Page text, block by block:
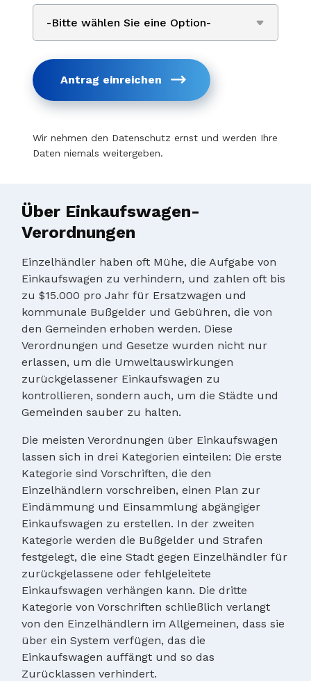
Antrag einreichen
Wir nehmen den Datenschutz ernst und werden Ihre
Daten niemals weitergeben.
Über Einkaufswagen-
Verordnungen
Einzelhändler haben oft Mühe, die Aufgabe von
Einkaufswagen zu verhindern, und zahlen oft bis
zu $15.000 pro Jahr für Ersatzwagen und
kommunale Bußgelder und Gebühren, die von
den Gemeinden erhoben werden. Diese
Verordnungen und Gesetze wurden nicht nur
erlassen, um die Umweltauswirkungen
zurückgelassener Einkaufswagen zu
kontrollieren, sondern auch, um die Städte und
Gemeinden sauber zu halten.
Die meisten Verordnungen über Einkaufswagen
lassen sich in drei Kategorien einteilen: Die erste
Kategorie sind Vorschriften, die den
Einzelhändlern vorschreiben, einen Plan zur
Eindämmung und Einsammlung abgängiger
Einkaufswagen zu erstellen. In der zweiten
Kategorie werden die Bußgelder und Strafen
festgelegt, die eine Stadt gegen Einzelhändler für
zurückgelassene oder fehlgeleitete
Einkaufswagen verhängen kann. Die dritte
Kategorie von Vorschriften schließlich verlangt
von den Einzelhändlern im Allgemeinen, dass sie
über ein System verfügen, das die
Einkaufswagen auffängt und so das
Zurücklassen verhindert.